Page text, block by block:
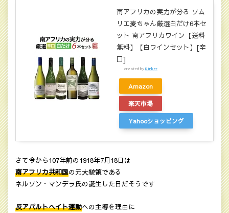
南アフリカの実力が分る ソム
リエ麦ちゃん厳選白だけ6本セ
ット 南アフリカワイン【送料
無料】【白ワインセット】[辛
口]
created byRinker
Amazon
楽天市場
Yahooショッピング
さて今から107年前の1918年7月18日は
南アフリカ共和国の元大統領である
ネルソン・マンデラ氏の誕生した日だそうです
反アパルトヘイト運動への主導を理由に